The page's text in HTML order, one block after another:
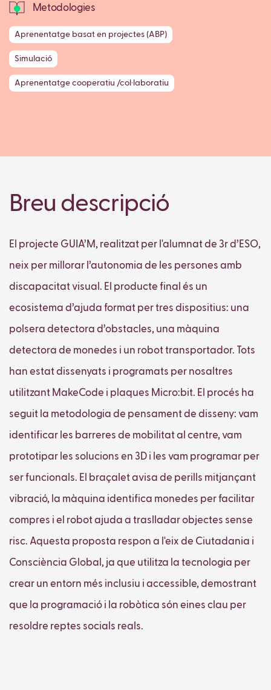
Metodologies
Aprenentatge basat en projectes (ABP)
Simulació
Aprenentatge cooperatiu /col·laboratiu
Breu descripció
El projecte GUIA’M, realitzat per l'alumnat de 3r d’ESO,
neix per millorar l’autonomia de les persones amb
discapacitat visual. El producte final és un
ecosistema d’ajuda format per tres dispositius: una
polsera detectora d’obstacles, una màquina
detectora de monedes i un robot transportador. Tots
han estat dissenyats i programats per nosaltres
utilitzant MakeCode i plaques Micro:bit. El procés ha
seguit la metodologia de pensament de disseny: vam
identificar les barreres de mobilitat al centre, vam
prototipar les solucions en 3D i les vam programar per
ser funcionals. El braçalet avisa de perills mitjançant
vibració, la màquina identifica monedes per facilitar
compres i el robot ajuda a traslladar objectes sense
risc. Aquesta proposta respon a l'eix de Ciutadania i
Consciència Global, ja que utilitza la tecnologia per
crear un entorn més inclusiu i accessible, demostrant
que la programació i la robòtica són eines clau per
resoldre reptes socials reals.